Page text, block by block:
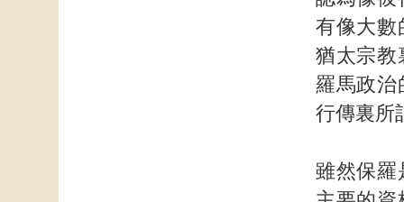
有像大數
猶太宗教
羅馬政治
行傳裏所
雖然保羅